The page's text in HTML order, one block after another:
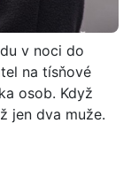
v noci do
na tísňové
osob. Když
jen dva muže.